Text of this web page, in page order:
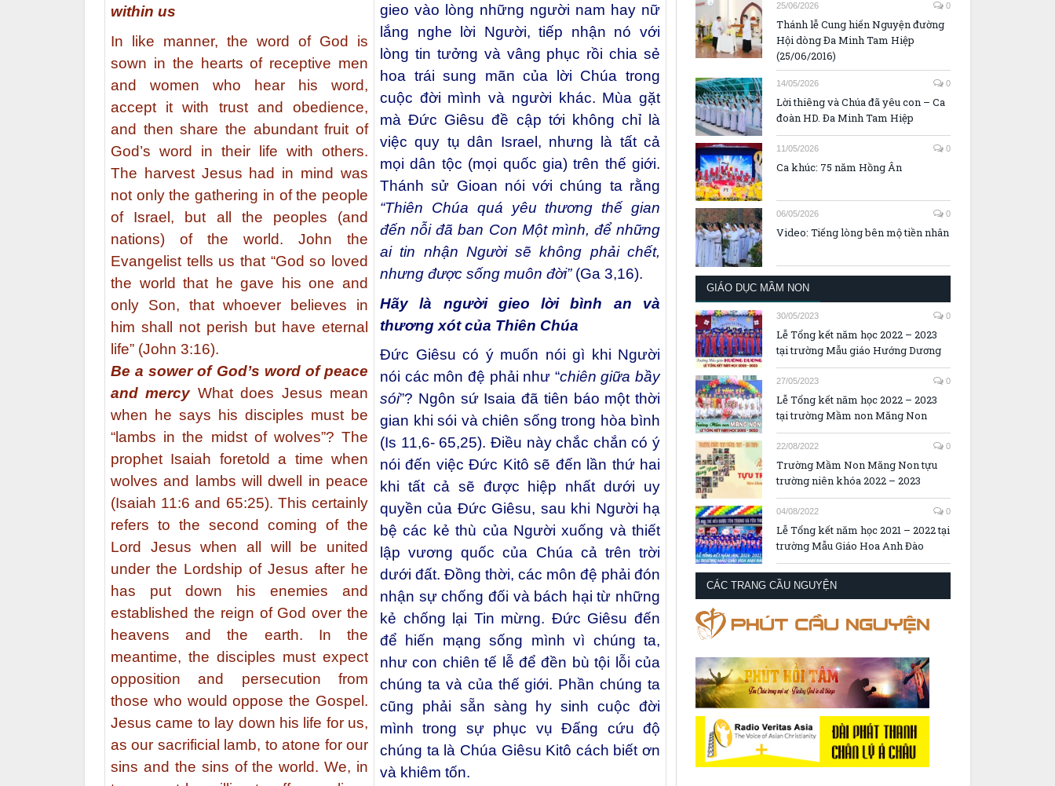
within us
In like manner, the word of God is
sown in the hearts of receptive men
and women who hear his word,
accept it with trust and obedience,
and then share the abundant fruit of
God’s word in their life with others.
The harvest Jesus had in mind was
not only the gathering in of the people
of Israel, but all the peoples (and
nations) of the world. John the
Evangelist tells us that “God so loved
the world that he gave his one and
only Son, that whoever believes in
him shall not perish but have eternal
life” (John 3:16).
Be a sower of God’s word of peace
and mercyWhat does Jesus mean
when he says his disciples must be
“lambs in the midst of wolves”? The
prophet Isaiah foretold a time when
wolves and lambs will dwell in peace
(Isaiah 11:6 and 65:25). This certainly
refers to the second coming of the
Lord Jesus when all will be united
under the Lordship of Jesus after he
has put down his enemies and
established the reign of God over the
heavens and the earth. In the
meantime, the disciples must expect
opposition and persecution from
those who would oppose the Gospel.
Jesus came to lay down his life for us,
as our sacrificial lamb, to atone for our
sins and the sins of the world. We, in
gieo vào lòng những người nam hay nữ
lắng nghe lời Người, tiếp nhận nó với
lòng tin tưởng và vâng phục rồi chia sẻ
hoa trái sung mãn của lời Chúa trong
cuộc đời mình và người khác. Mùa gặt
mà Đức Giêsu đề cập tới không chỉ là
việc quy tụ dân Israel, nhưng là tất cả
mọi dân tộc (mọi quốc gia) trên thế giới.
Thánh sử Gioan nói với chúng ta rằng
“Thiên Chúa quá yêu thương thế gian
đến nỗi đã ban Con Một mình, để những
ai tin nhận Người sẽ không phải chết,
nhưng được sống muôn đời” (Ga 3,16).
Hãy là người gieo lời bình an và
thương xót của Thiên Chúa
Đức Giêsu có ý muốn nói gì khi Người
nói các môn đệ phải như “chiên giữa bầy
sói”? Ngôn sứ Isaia đã tiên báo một thời
gian khi sói và chiên sống trong hòa bình
(Is 11,6- 65,25). Điều này chắc chắn có ý
nói đến việc Đức Kitô sẽ đến lần thứ hai
khi tất cả sẽ được hiệp nhất dưới uy
quyền của Đức Giêsu, sau khi Người hạ
bệ các kẻ thù của Người xuống và thiết
lập vương quốc của Chúa cả trên trời
dưới đất. Đồng thời, các môn đệ phải đón
nhận sự chống đối và bách hại từ những
kẻ chống lại Tin mừng. Đức Giêsu đến
để hiến mạng sống mình vì chúng ta,
như con chiên tế lễ để đền bù tội lỗi của
chúng ta và của thế giới. Phần chúng ta
cũng phải sẵn sàng hy sinh cuộc đời
mình trong sự phục vụ Đấng cứu độ
chúng ta là Chúa Giêsu Kitô cách biết ơn
và khiêm tốn.
25/06/2026 0
Thánh lễ Cung hiến Nguyện đường
Hội dòng Đa Minh Tam Hiệp
(25/06/2016)
14/05/2026 0
Lời thiêng và Chúa đã yêu con – Ca
đoàn HD. Đa Minh Tam Hiệp
11/05/2026 0
Ca khúc: 75 năm Hồng Ân
06/05/2026 0
Video: Tiếng lòng bên mộ tiền nhân
GIÁO DỤC MẦM NON
30/05/2023 0
Lễ Tổng kết năm học 2022 – 2023
tại trường Mẫu giáo Hướng Dương
27/05/2023 0
Lễ Tổng kết năm học 2022 – 2023
tại trường Mầm non Măng Non
22/08/2022 0
Trường Mầm Non Măng Non tựu
trường niên khóa 2022 – 2023
04/08/2022 0
Lễ Tổng kết năm học 2021 – 2022 tại
trường Mẫu Giáo Hoa Anh Đào
CÁC TRANG CẦU NGUYỆN